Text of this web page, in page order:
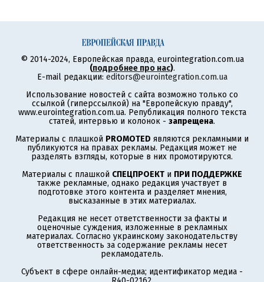
© 2014-2024, Европейская правда, eurointegration.com.ua
(подробнее про нас).
E-mail редакции: editors@eurointegration.com.ua
Использование новостей с сайта возможно только со
ссылкой (гиперссылкой) на "Европейскую правду",
www.eurointegration.com.ua. Републикация полного текста
статей, интервью и колонок - запрещена.
Материалы с плашкой PROMOTED являются рекламными и
публикуются на правах рекламы. Редакция может не
разделять взгляды, которые в них промотируются.
Материалы с плашкой СПЕЦПРОЕКТ и ПРИ ПОДДЕРЖКЕ
также рекламные, однако редакция участвует в
подготовке этого контента и разделяет мнения,
высказанные в этих материалах.
Редакция не несет ответственности за факты и
оценочные суждения, изложенные в рекламных
материалах. Согласно украинскому законодательству
ответственность за содержание рекламы несет
рекламодатель.
Субъект в сфере онлайн-медиа; идентификатор медиа -